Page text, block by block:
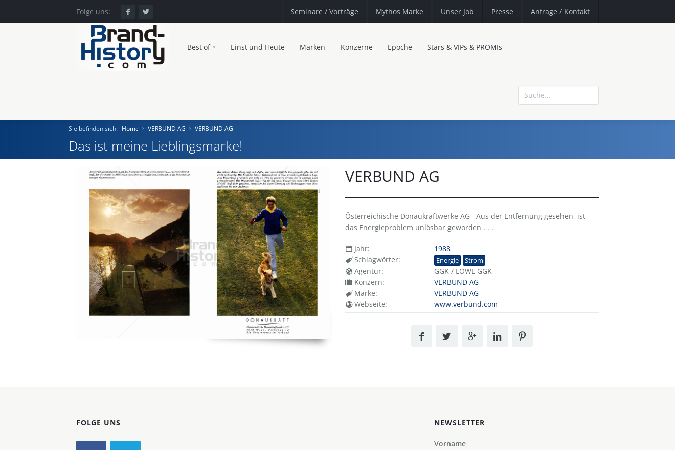
Folge uns: Seminare / Vorträge Mythos Marke Unser Job Presse Anfrage / Kontakt
Best of Einst und Heute Marken Konzerne Epoche Stars & VIPs & PROMIs
Home
Einst und Heute
Marken
Konzerne
Epoche
Sie befinden sich: Home VERBUND AG VERBUND AG
Das ist meine Lieblingsmarke!
VERBUND AG
Österreichische Donaukraftwerke AG - Aus der Entfernung gesehen, ist
das Energieproblem unlösbar geworden . . .
Jahr:
1988
Schlagwörter:
Energie Strom
Agentur:
GGK / LOWE GGK
Konzern:
VERBUND AG
Marke:
VERBUND AG
Webseite:
www.verbund.com
FOLGE UNS NEWSLETTER
Vorname